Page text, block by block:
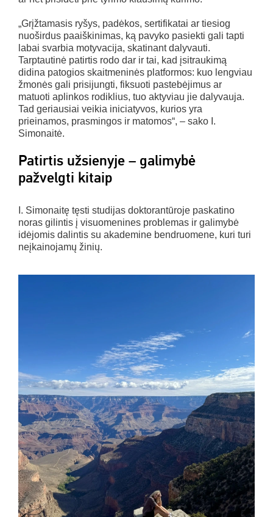
„Grįžtamasis ryšys, padėkos, sertifikatai ar tiesiog
nuoširdus paaiškinimas, ką pavyko pasiekti gali tapti
labai svarbia motyvacija, skatinant dalyvauti.
Tarptautinė patirtis rodo dar ir tai, kad įsitraukimą
didina patogios skaitmeninės platformos: kuo lengviau
žmonės gali prisijungti, fiksuoti pastebėjimus ar
matuoti aplinkos rodiklius, tuo aktyviau jie dalyvauja.
Tad geriausiai veikia iniciatyvos, kurios yra
prieinamos, prasmingos ir matomos“, – sako I.
Simonaitė.
Patirtis užsienyje – galimybė
pažvelgti kitaip
I. Simonaitę tęsti studijas doktorantūroje paskatino
noras gilintis į visuomenines problemas ir galimybė
idėjomis dalintis su akademine bendruomene, kuri turi
neįkainojamų žinių.